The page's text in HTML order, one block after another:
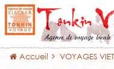
Accueil VOYAGES